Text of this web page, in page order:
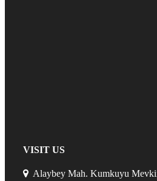
VISIT US
Alaybey Mah. Kumkuyu